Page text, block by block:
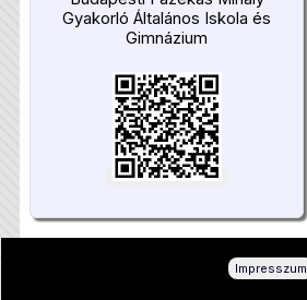
Gyakorló Általános Iskola és
Gimnázium
Impresszum